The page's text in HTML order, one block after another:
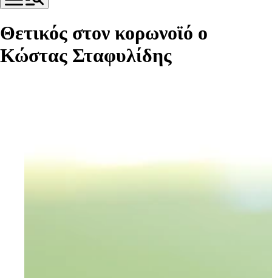
Θετικός στον κορωνοϊό ο
Κώστας Σταφυλίδης